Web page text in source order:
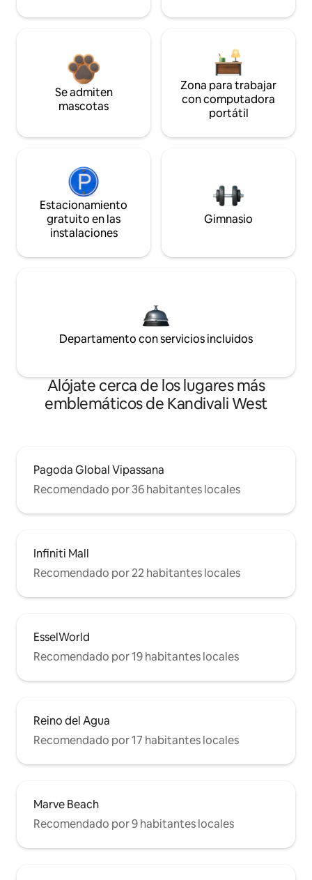
Se admiten
mascotas
Zona para trabajar
con computadora
portátil
Estacionamiento
gratuito en las
instalaciones
Gimnasio
Departamento con servicios incluidos
Alójate cerca de los lugares más
emblemáticos de Kandivali West
Pagoda Global Vipassana
Recomendado por 36 habitantes locales
Infiniti Mall
Recomendado por 22 habitantes locales
EsselWorld
Recomendado por 19 habitantes locales
Reino del Agua
Recomendado por 17 habitantes locales
Marve Beach
Recomendado por 9 habitantes locales